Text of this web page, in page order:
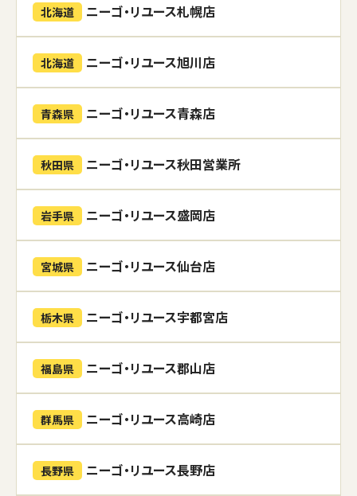
北海道 ニーゴ・リユース札幌店
北海道 ニーゴ・リユース旭川店
青森県 ニーゴ・リユース青森店
秋田県 ニーゴ・リユース秋田営業所
岩手県 ニーゴ・リユース盛岡店
宮城県 ニーゴ・リユース仙台店
栃木県 ニーゴ・リユース宇都宮店
福島県 ニーゴ・リユース郡山店
群馬県 ニーゴ・リユース高崎店
長野県 ニーゴ・リユース長野店